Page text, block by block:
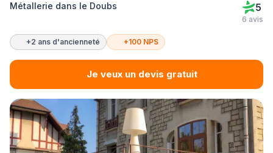
Métallerie dans le Doubs 5
6 avis
+2 ans d'ancienneté +100 NPS
Je veux un devis gratuit